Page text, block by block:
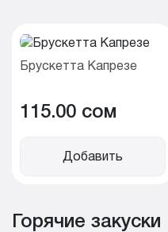
Брускетта Капрезе
115.00 cом
Добавить
Горячие закуски